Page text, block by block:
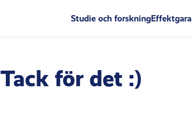
Studie och forskning
Tack för det :)